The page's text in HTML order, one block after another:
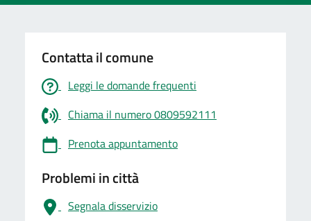
Contatta il comune
Leggi le domande frequenti
Chiama il numero 0809592111
Prenota appuntamento
Problemi in città
Segnala disservizio